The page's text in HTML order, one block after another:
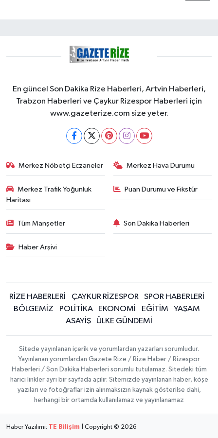
En güncel Son Dakika Rize Haberleri, Artvin Haberleri,
Trabzon Haberleri ve Çaykur Rizespor Haberleri için
www.gazeterize.com size yeter.
Merkez Nöbetçi Eczaneler Merkez Hava Durumu
Merkez Trafik Yoğunluk
Haritası
Puan Durumu ve Fikstür
Tüm Manşetler Son Dakika Haberleri
Haber Arşivi
RİZE HABERLERİ ÇAYKUR RİZESPOR
SPOR HABERLERİ
BÖLGEMİZ
POLİTİKA EKONOMİ EĞİTİM
YAŞAM
ASAYİŞ
ÜLKE GÜNDEMİ
Sitede yayınlanan içerik ve yorumlardan yazarları sorumludur.
Yayınlanan yorumlardan Gazete Rize / Rize Haber / Rizespor
Haberleri / Son Dakika Haberleri sorumlu tutulamaz. Sitedeki tüm
harici linkler ayrı bir sayfada açılır. Sitemizde yayınlanan haber, köşe
yazıları ve fotoğraflar izin alınmaksızın kaynak gösterilse dahi,
herhangi bir ortamda kullanılamaz ve yayınlanamaz
Haber Yazılımı: TE Bilişim | Copyright © 2026